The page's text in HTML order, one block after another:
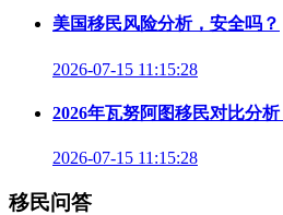
美国移民风险分析，安全吗？
2026-07-15 11:15:28
2026年瓦努阿图移民对比分
2026-07-15 11:15:28
移民问答